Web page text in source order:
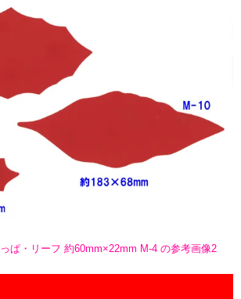
ぱ・リーフ 約60mm×22mm M-4 の参考画像2